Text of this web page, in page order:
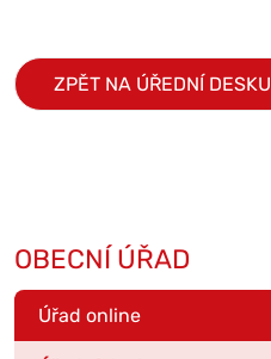
ZPĚT NA ÚŘEDNÍ DESKU
OBECNÍ ÚŘAD
Úřad online